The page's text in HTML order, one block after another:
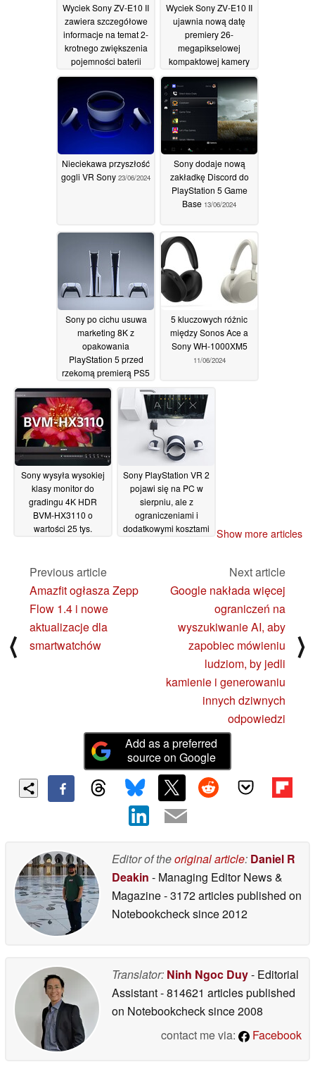
Wyciek Sony ZV-E10 II
zawiera szczegółowe
informacje na temat 2-
krotnego zwiększenia
pojemności baterii
wraz z ulepszeniami
ergonomii i czujnika
04/07/2024
Wyciek Sony ZV-E10 II
ujawnia nową datę
premiery 26-
megapikselowej
kompaktowej kamery
do vlogowania i
potwierdza 2 nowe
obiektywy Sony
30/06/2024
Nieciekawa przyszłość
gogli VR Sony 23/06/2024
Sony dodaje nową
zakładkę Discord do
PlayStation 5 Game
Base 13/06/2024
Sony po cichu usuwa
marketing 8K z
opakowania
PlayStation 5 przed
rzekomą premierą PS5
Pro11/06/2024
5 kluczowych różnic
między Sonos Ace a
Sony WH-1000XM5
11/06/2024
Sony wysyła wysokiej
klasy monitor do
gradingu 4K HDR
BVM-HX3110 o
wartości 25 tys.
dla filmowców 10/06/2024
Sony PlayStation VR 2
pojawi się na PC w
sierpniu, ale z
ograniczeniami i
dodatkowymi kosztami
Show more articles
⟨
Previous article
Amazfit ogłasza Zepp
Flow 1.4 i nowe
aktualizacje dla
smartwatchów
Next article
Google nakłada więcej
ograniczeń na
wyszukiwanie AI, aby
zapobiec mówieniu
ludziom, by jedli
kamienie i generowaniu
innych dziwnych
odpowiedzi
⟩
Add as a preferred
source on Google
Editor of theoriginal article: Daniel R
Deakin - Managing Editor News &
Magazine- 3172 articles published on
Notebookchecksince 2012
Translator: Ninh Ngoc Duy- Editorial
Assistant- 814621 articles published
on Notebookchecksince 2008
contact me via:
Facebook